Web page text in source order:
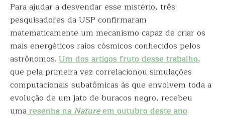
Para ajudar a desvendar esse mistério, três
pesquisadores da USP confirmaram
matematicamente um mecanismo capaz de criar os
mais energéticos raios cósmicos conhecidos pelos
astrônomos. Um dos artigos fruto desse trabalho,
que pela primeira vez correlacionou simulações
computacionais subatômicas às que envolvem toda a
evolução de um jato de buracos negro, recebeu
umaresenha naNatureem outubro deste ano.